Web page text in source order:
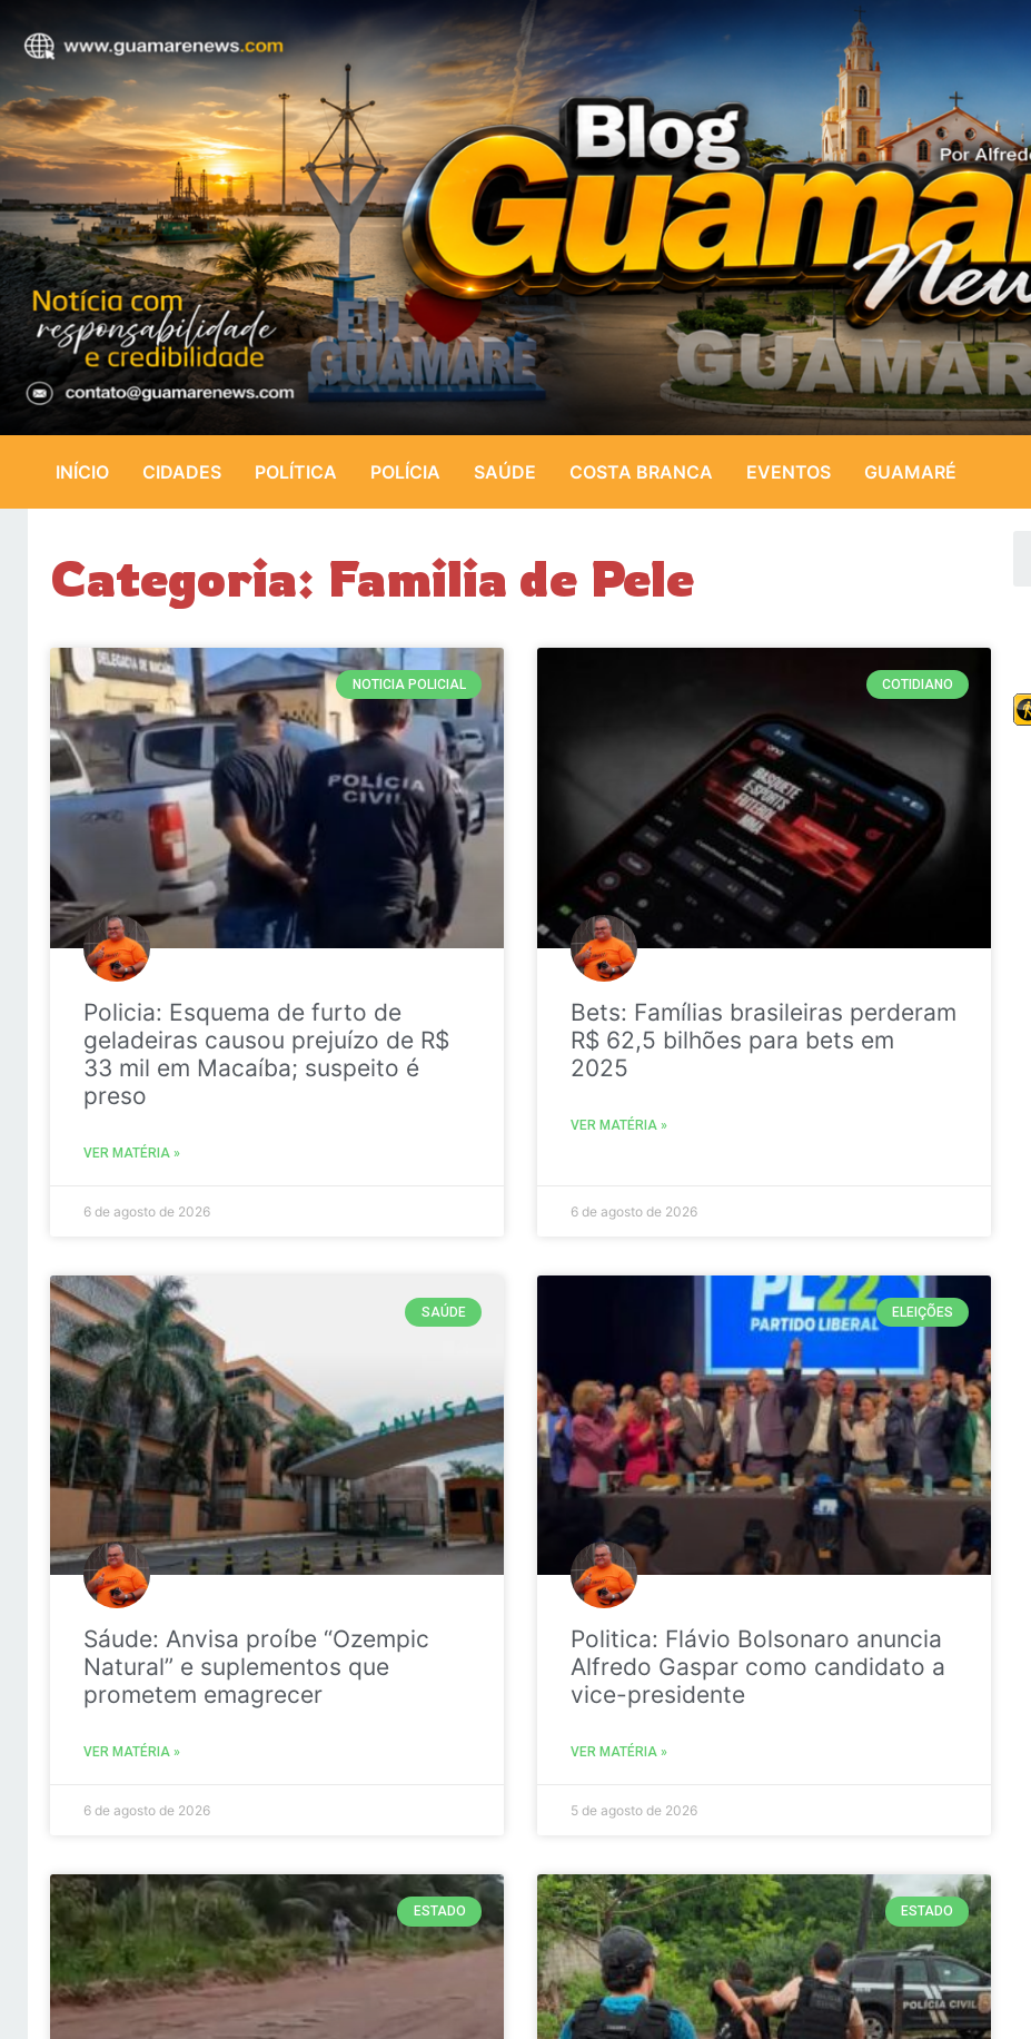
INÍCIO CIDADES POLÍTICA POLÍCIA SAÚDE COSTA BRANCA EVENTOS GUAMARÉ
Categoria: Familia de Pele
NOTICIA POLICIAL
Policia: Esquema de furto de
geladeiras causou prejuízo de R$
33 mil em Macaíba; suspeito é
preso
VER MATÉRIA »
6 de agosto de 2026
COTIDIANO
Bets: Famílias brasileiras perderam
R$ 62,5 bilhões para bets em
2025
VER MATÉRIA »
6 de agosto de 2026
SAÚDE
Sáude: Anvisa proíbe “Ozempic
Natural” e suplementos que
prometem emagrecer
VER MATÉRIA »
6 de agosto de 2026
ELEIÇÕES
Politica: Flávio Bolsonaro anuncia
Alfredo Gaspar como candidato a
vice-presidente
VER MATÉRIA »
5 de agosto de 2026
ESTADO ESTADO